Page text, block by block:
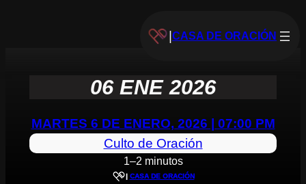
|CASA DE ORACIÓN
06 ENE 2026
MARTES 6 DE ENERO, 2026 | 07:00 PM
Culto de Oración
1–2 minutos
| CASA DE ORACIÓN